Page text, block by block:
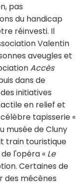
pas
du handicap
réinvesti. Il
Valentin
aveugles et
Accès
dans de
initiatives
en relief et
tapisserie «
musée de Cluny
train touristique
l'opéra « Le
Certaines de
des mécènes